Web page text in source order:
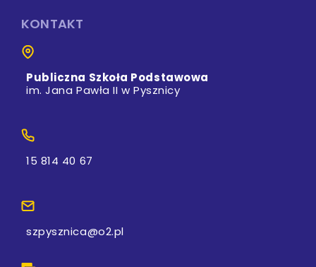
KONTAKT
Publiczna Szkoła Podstawowa
im. Jana Pawła II w Pysznicy
15 814 40 67
szpysznica@o2.pl